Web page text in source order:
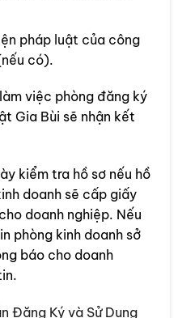
pháp luật của công
có).
việc phòng đăng ký
Gia Bùi sẽ nhận kết
kiểm tra hồ sơ nếu hồ
doanh sẽ cấp giấy
doanh nghiệp. Nếu
phòng kinh doanh sở
báo cho doanh
Đăng Ký và Sử Dụng